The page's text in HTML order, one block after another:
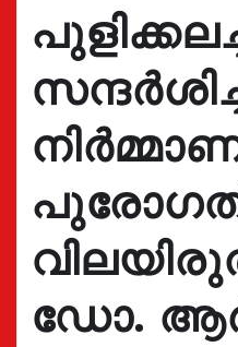
ഡോ.